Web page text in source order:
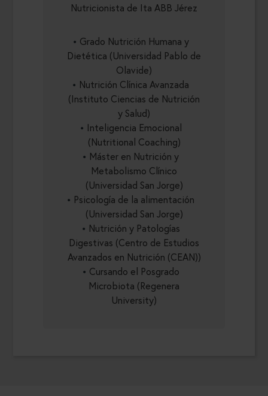
Nutricionista de Ita ABB Jérez
Grado Nutrición Humana y
Dietética (Universidad Pablo de
Olavide)
Nutrición Clínica Avanzada
(Instituto Ciencias de Nutrición
y Salud)
Inteligencia Emocional
(Nutritional Coaching)
Máster en Nutrición y
Metabolismo Clínico
(Universidad San Jorge)
Psicología de la alimentación
(Universidad San Jorge)
Nutrición y Patologías
Digestivas (Centro de Estudios
Avanzados en Nutrición (CEAN))
Cursando el Posgrado
Microbiota (Regenera
University)